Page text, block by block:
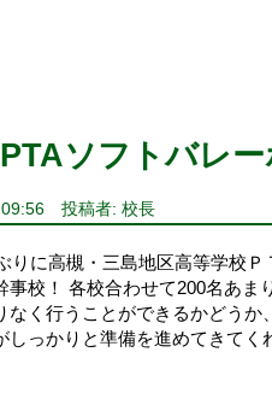
ソフトバレー
投稿者: 校長
りに高槻・三島地区高等学校
事校！ 各校合わせて200名あ
なく行うことができるかどう
しっかりと準備を進めてきて